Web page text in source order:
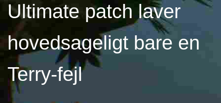
Ultimate patch laver
hovedsageligt bare en
Terry-fejl